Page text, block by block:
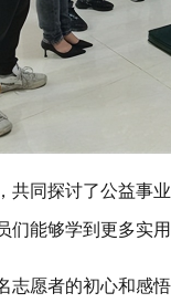
共同探讨了公益事
们能够学到更多实
志愿者的初心和感